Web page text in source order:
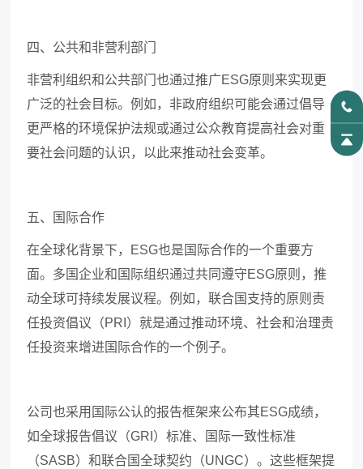
四、公共和非营利部门
非营利组织和公共部门也通过推广ESG原则来实现更
广泛的社会目标。例如，非政府组织可能会通过倡导
更严格的环境保护法规或通过公众教育提高社会对重
要社会问题的认识，以此来推动社会变革。
五、国际合作
在全球化背景下， ESG也是国际合作的一个重要方
面。多国企业和国际组织通过共同遵守ESG原则，推
动全球可持续发展议程。例如，联合国支持的原则责
任投资倡议（PRI ）就是通过推动环境、社会和治理责
任投资来增进国际合作的一个例子。
公司也采用国际公认的报告框架来公布其ESG成绩，
如全球报告倡议（GRI ）标准、国际一致性标准
（SASB）和联合国全球契约（UNGC）。这些框架提